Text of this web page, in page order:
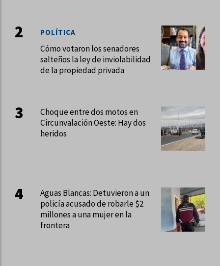
Cómo votaron los senadores
salteños la ley de inviolabilidad
de la propiedad privada
POLÍTICA
Choque entre dos motos en
Circunvalación Oeste: Hay dos
heridos
Aguas Blancas: Detuvieron a un
policía acusado de robarle $2
millones a una mujer en la
frontera